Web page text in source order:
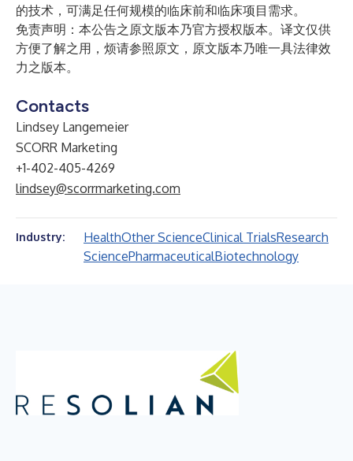
的技术，可满足任何规模的临床前和临床项目需求。
免责声明：本公告之原文版本乃官方授权版本。译文仅供
方便了解之用，烦请参照原文，原文版本乃唯一具法律效
力之版本。
Contacts
Lindsey Langemeier
SCORR Marketing
+1-402-405-4269
lindsey@scorrmarketing.com
Industry: HealthOther ScienceClinical TrialsResearch
SciencePharmaceuticalBiotechnology